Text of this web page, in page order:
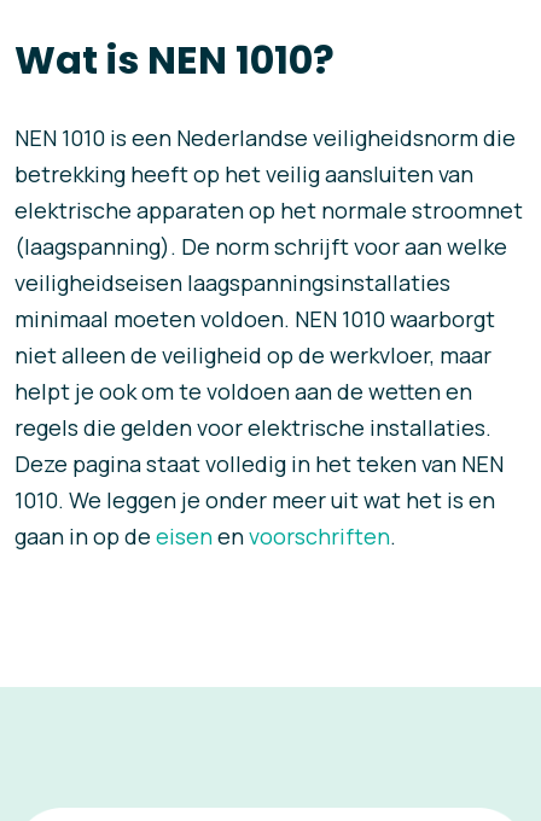
Wat is NEN 1010?
NEN 1010 is een Nederlandse veiligheidsnorm die
betrekking heeft op het veilig aansluiten van
elektrische apparaten op het normale stroomnet
(laagspanning). De norm schrijft voor aan welke
veiligheidseisen laagspanningsinstallaties
minimaal moeten voldoen. NEN 1010 waarborgt
niet alleen de veiligheid op de werkvloer, maar
helpt je ook om te voldoen aan de wetten en
regels die gelden voor elektrische installaties.
Deze pagina staat volledig in het teken van NEN
1010. We leggen je onder meer uit wat het is en
gaan in op de eisenenvoorschriften.